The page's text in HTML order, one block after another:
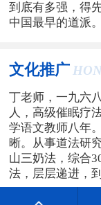
到底有多强，得
中国最早的道派
文化推广
丁老师，一九六
人，高级催眠疗
学语文教师八年
晰。从事道法研
山三奶法，综合
法，层层递进，